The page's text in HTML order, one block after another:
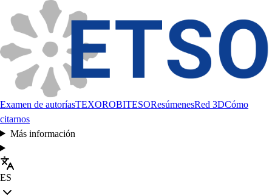
Examen de autoríasTEXOROBITESOResúmenesRed 3DCómo
citarnos
Más información
ES